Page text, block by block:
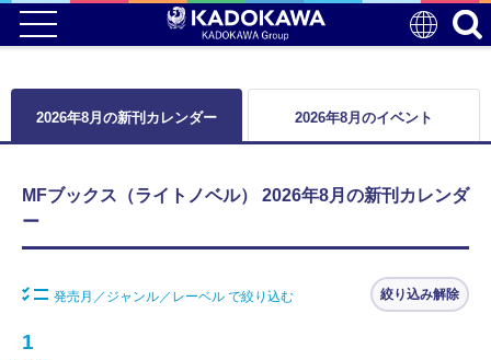
2026年8月の新刊カレンダー 2026年8月のイベント
MFブックス（ライトノベル） 2026年8月の新刊カレンダ
ー
発売月／ジャンル／レーベル で絞り込む 絞り込み解除
1